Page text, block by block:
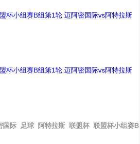
杯小组赛B组第1轮 迈阿密国际vs阿特拉斯
杯小组赛B组第1轮 迈阿密国际vs阿特拉斯
国际 足球 阿特拉斯 联盟杯 联盟杯小组赛B